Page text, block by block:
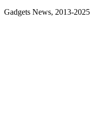
Gadgets News, 2013-2025